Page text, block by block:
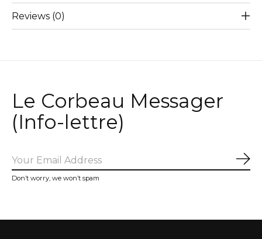
Reviews (0)
Le Corbeau Messager
(Info-lettre)
Don’t worry, we won’t spam